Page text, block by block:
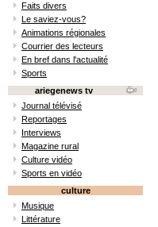
Faits divers
Le saviez-vous?
Animations régionales
Courrier des lecteurs
En bref dans l'actualité
Sports
ariegenews tv
Journal télévisé
Reportages
Interviews
Magazine rural
Culture vidéo
Sports en vidéo
culture
Musique
Littérature